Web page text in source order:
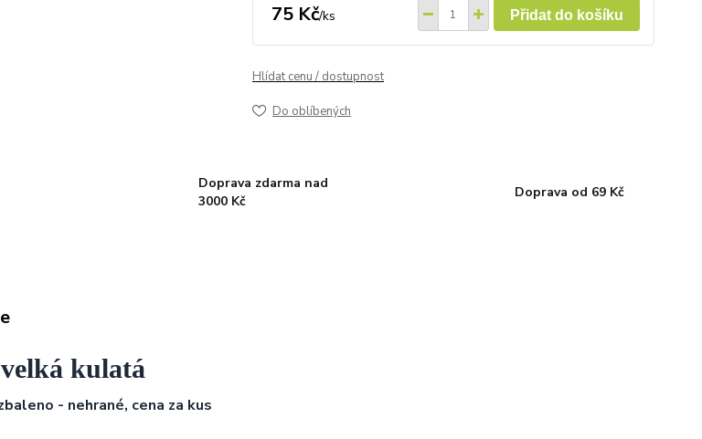
75 Kč/ks Přidat do košíku
Hlídat cenu / dostupnost
Do oblíbených
Doprava zdarma nad
3000 Kč
Doprava od 69 Kč
kulatá
- nehrané, cena za kus